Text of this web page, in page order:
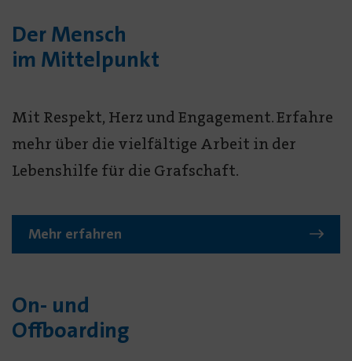
Der Mensch
im Mittelpunkt
Mit Respekt, Herz und Engagement. Erfahre
mehr über die vielfältige Arbeit in der
Lebenshilfe für die Grafschaft.
Mehr erfahren
On- und
Offboarding